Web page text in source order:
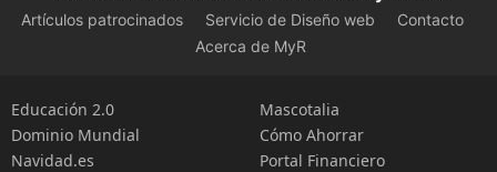
Artículos patrocinados Servicio de Diseño web
Contacto
Acerca de MyR
Educación 2.0
Dominio Mundial
Navidad.es
Mascotalia
Cómo Ahorrar
Portal Financiero